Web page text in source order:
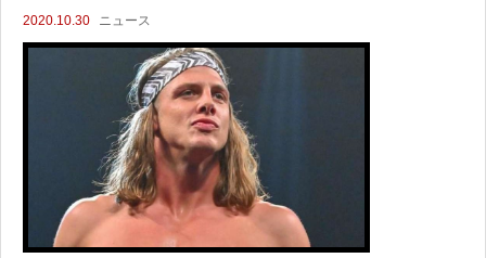
2020.10.30 ニュース